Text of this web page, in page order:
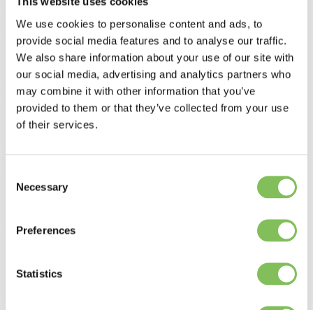
We use cookies to personalise content and ads, to
provide social media features and to analyse our traffic.
We also share information about your use of our site with
our social media, advertising and analytics partners who
may combine it with other information that you’ve
provided to them or that they’ve collected from your use
of their services.
Selection
Necessary
Preferences
Statistics
Doel van het project
Om die volgende stap te zetten, is een nieuwe generatie
herkenninstoepassingen nodig. Denk aan:
geavanceerde sensoren, verbeterde versies van bestaande
detectietechnieken, combinaties van verschillende sensoren én
AI‑gestuurde herkenning die alle beschikbare signalen kan
combineren.
Omschrijving van de activiteiten
aan welke materiaalspecificaties nodig zijn om meer gerecycled
kunststof in hun producten toe te passen. Op basis daarvan wordt
nieuwe sensortechnologieën, verbetering van bestaande sensoren,
het combineren van sensor-signalen, ontwikkeling van AI‑modellen